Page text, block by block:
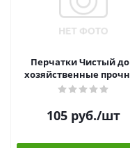
Перчатки Чистый
хозяйственные
105 руб./шт